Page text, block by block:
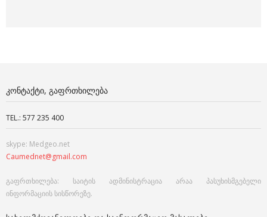
ᲙᲝᲜᲢᲐᲥᲢᲘ, ᲒᲐᲤᲠᲗᲮᲘᲚᲔᲑᲐ
TEL.: 577 235 400
skype: Medgeo.net
Caumednet@gmail.com
გაფრთხილება: საიტის ადმინისტრაცია არაა პასუხისმგებელი
ინფორმაციის სისწორეზე.